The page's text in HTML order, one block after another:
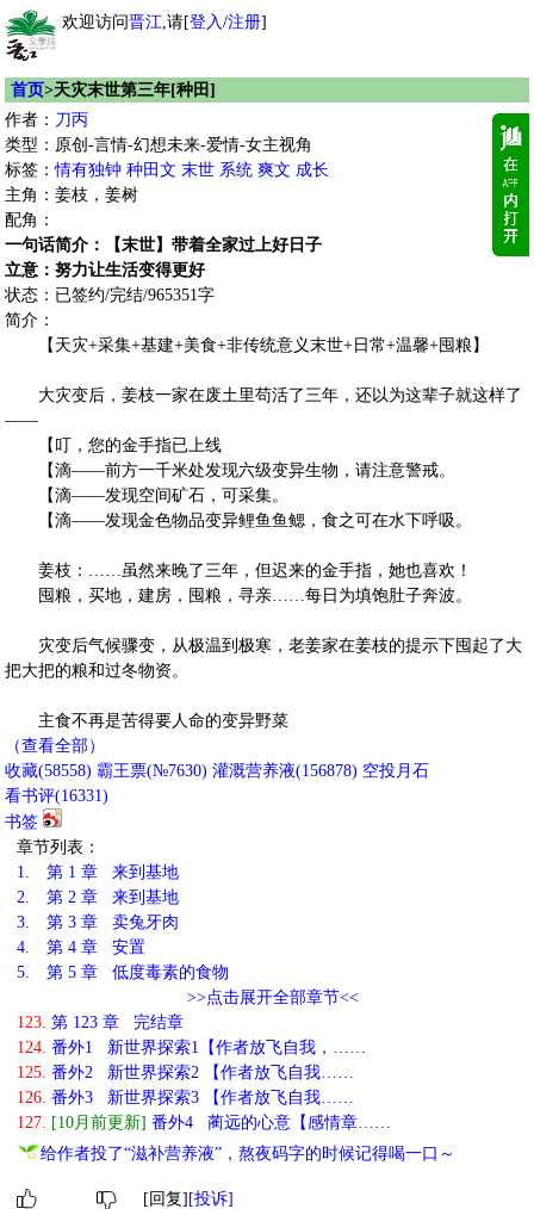
欢迎访问晋江,请[登入/注册]
首页>天灾末世第三年[种田]
作者： 刀丙
类型：原创-言情-幻想未来-爱情-女主视角
标签：情有独钟 种田文 末世 系统 爽文 成长
主角：姜枝，姜树
配角：
一句话简介：【末世】带着全家过上好日子
立意：努力让生活变得更好
状态：已签约/完结/965351字
简介：
【天灾+采集+基建+美食+非传统意义末世+日常+温馨+囤粮】
大灾变后，姜枝一家在废土里苟活了三年，还以为这辈子就这样了
——
【叮，您的金手指已上线
【滴——前方一千米处发现六级变异生物，请注意警戒。
【滴——发现空间矿石，可采集。
【滴——发现金色物品变异鲤鱼鱼鳃，食之可在水下呼吸。
姜枝：……虽然来晚了三年，但迟来的金手指，她也喜欢！
囤粮，买地，建房，囤粮，寻亲……每日为填饱肚子奔波。
灾变后气候骤变，从极温到极寒，老姜家在姜枝的提示下囤起了大
把大把的粮和过冬物资。
主食不再是苦得要人命的变异野菜
（查看全部）
收藏(58558) 霸王票(№7630) 灌溉营养液(156878) 空投月石
看书评(16331)
书签
章节列表：
1.
第 1 章 来到基地
2.
第 2 章 来到基地
3.
第 3 章 卖兔牙肉
4.
第 4 章 安置
5.
第 5 章 低度毒素的食物
>>点击展开全部章节<<
123. 第 123 章 完结章
124. 番外1 新世界探索1【作者放飞自我，……
125. 番外2 新世界探索2 【作者放飞自我……
126. 番外3 新世界探索3 【作者放飞自我……
127. [10月前更新] 番外4 蔺远的心意【感情章……
给作者投了“滋补营养液”，熬夜码字的时候记得喝一口～
[回复] [投诉]